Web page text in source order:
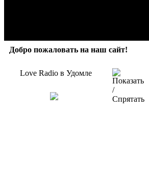
Добро пожаловать на наш сайт!
Love Radio в Удомле